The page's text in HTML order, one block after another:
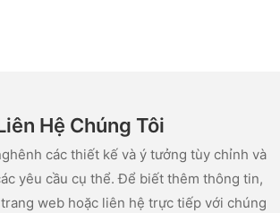
Hệ Chúng Tôi
các thiết kế và ý tưởng tùy chỉnh và
yêu cầu cụ thể. Để biết thêm thông tin,
web hoặc liên hệ trực tiếp với chúng